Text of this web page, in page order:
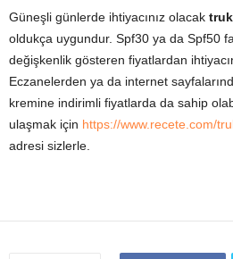
Güneşli günlerde ihtiyacınız olacak
oldukça uygundur. Spf30 ya da Spf50
değişkenlik gösteren fiyatlardan
Eczanelerden ya da internet
kremine indirimli fiyatlarda da sahip
ulaşmak için https://www.recete.com/
adresi sizlerle.